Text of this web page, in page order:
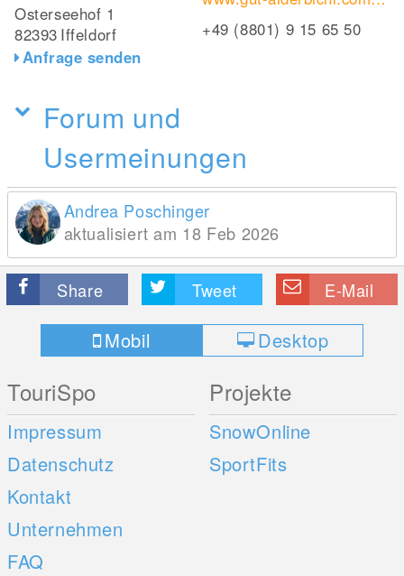
Osterseehof 1
82393 Iffeldorf
Anfrage senden
+49 (8801) 9 15 65 50
Forum und
Usermeinungen
Andrea Poschinger
aktualisiert am 18 Feb 2026
Share Tweet E-Mail
Mobil Desktop
TouriSpo
Impressum
Datenschutz
Kontakt
Unternehmen
FAQ
Projekte
SnowOnline
SportFits